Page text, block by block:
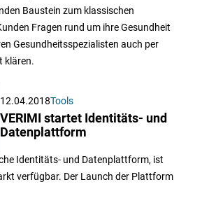
Baustein zum klassischen
Fragen rund um ihre Gesundheit
Gesundheitsspezialisten auch per
klären.
12.04.2018Tools
VERIMI startet Identitäts- und
Datenplattform
Identitäts- und Datenplattform, ist
verfügbar. Der Launch der Plattform